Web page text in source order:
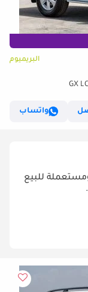
البريميوم
واتساب
جديدة ومستعملة للبيع